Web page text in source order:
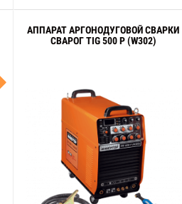
АППАРАТ АРГОНОДУГОВОЙ СВАРКИ
СВАРОГ TIG 500 P (W302)